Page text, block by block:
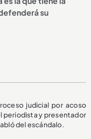
su
judicial por acoso
periodista y presentador
del escándalo.